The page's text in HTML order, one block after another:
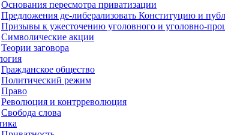
Основания пересмотра приватизации
Предложения де-либерализовать Конституцию и
Призывы к ужесточению уголовного и уголовно-
Символические акции
Теории заговора
Гражданское общество
Политический режим
Право
Революция и контрреволюция
Свобода слова